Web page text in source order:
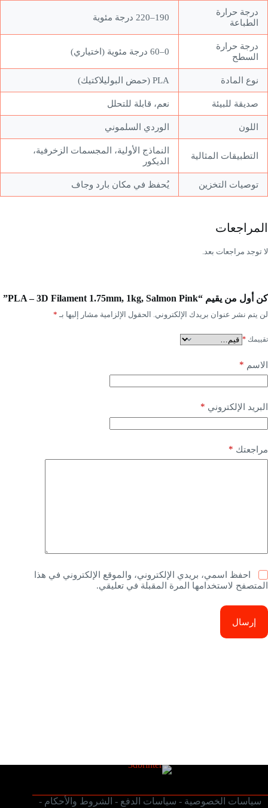
درجة حرارة
الطباعة
190–220 درجة مئوية
درجة حرارة
السطح
0–60 درجة مئوية (اختياري)
نوع المادة PLA (حمض البوليلاكتيك)
صديقة للبيئة نعم، قابلة للتحلل
اللون الوردي السلموني
التطبيقات المثالية
النماذج الأولية، المجسمات الزخرفية،
الديكور
توصيات التخزين يُحفظ في مكان بارد وجاف
المراجعات
لا توجد مراجعات بعد.
كن أول من يقيم “PLA – 3D Filament 1.75mm, 1kg, Salmon Pink”
لن يتم نشر عنوان بريدك الإلكتروني. الحقول الإلزامية مشار إليها بـ *
تقييمك *
الاسم *
البريد الإلكتروني *
مراجعتك *
احفظ اسمي، بريدي الإلكتروني، والموقع الإلكتروني في هذا
المتصفح لاستخدامها المرة المقبلة في تعليقي.
إرسال
سياسات الخصوصية - سياسات الدفع - الشروط والأحكام -